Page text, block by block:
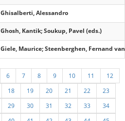
Ghisalberti, Alessandro
Ghosh, Kantik; Soukup, Pavel (eds.)
Giele, Maurice; Steenberghen, Fernand
6 7 8 9 10 11
12
18 19 20 21 22
23
29 30 31 32 33
34